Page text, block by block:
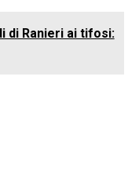
di Ranieri ai tifosi: